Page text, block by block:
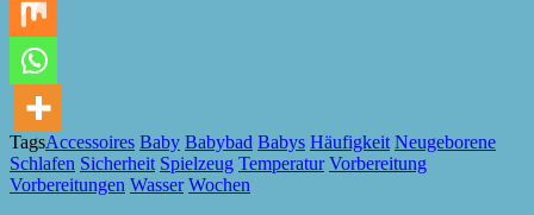
TagsAccessoires Baby Babybad Babys Häufigkeit Neugeborene
Schlafen Sicherheit Spielzeug Temperatur Vorbereitung
Vorbereitungen Wasser Wochen